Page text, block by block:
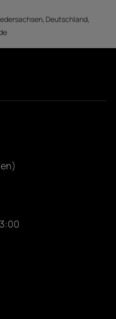
Deutschland,